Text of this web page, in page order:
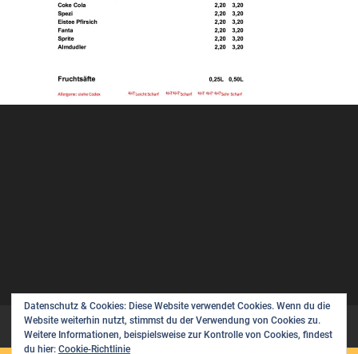
Datenschutzerklärung
Datenschutz & Cookies: Diese Website verwendet Cookies. Wenn du die
Website weiterhin nutzt, stimmst du der Verwendung von Cookies zu.
Weitere Informationen, beispielsweise zur Kontrolle von Cookies, findest
du hier: Cookie-Richtlinie